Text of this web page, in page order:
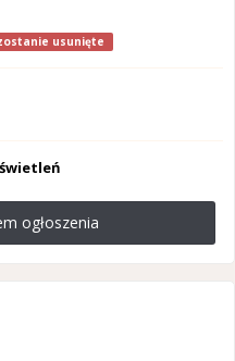
usunięte
ogłoszenia